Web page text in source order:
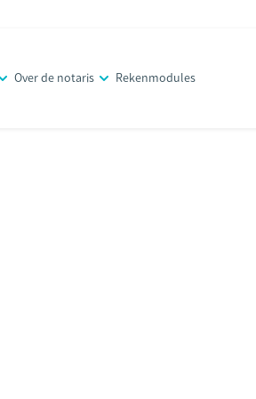
Over de notaris Rekenmodules